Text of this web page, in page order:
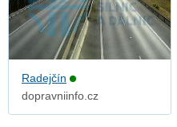
Radejčín
dopravniinfo.cz